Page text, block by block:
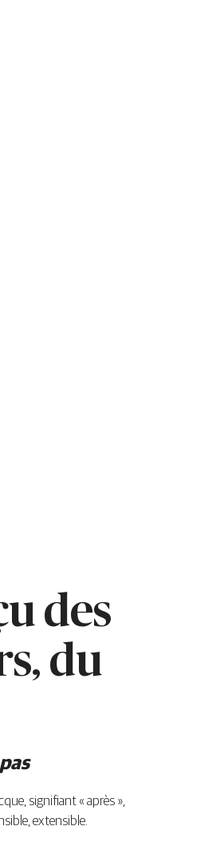
des
du
signifiant « après »,
extensible.